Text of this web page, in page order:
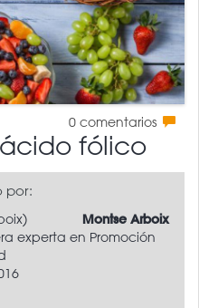
0 comentarios
fólico
por:
Montse Arboix
experta en Promoción